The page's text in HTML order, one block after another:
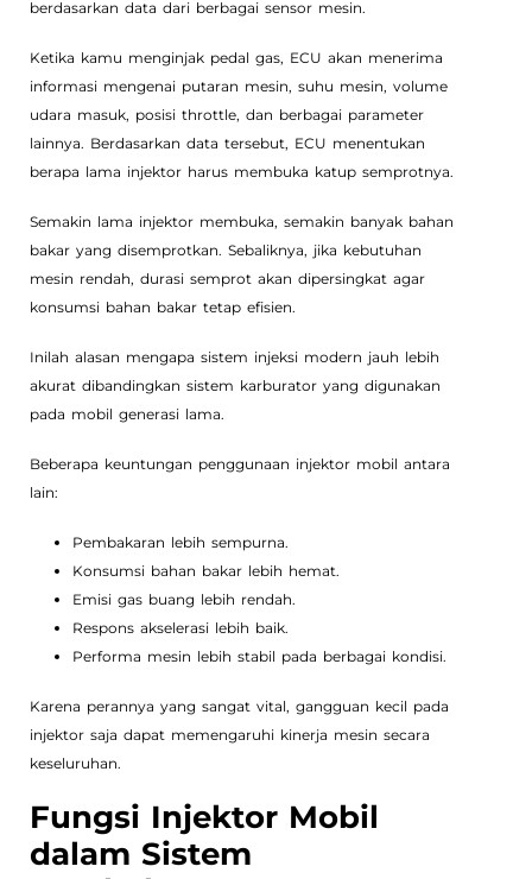
berdasarkan data dari berbagai sensor mesin.
Ketika kamu menginjak pedal gas, ECU akan menerima
informasi mengenai putaran mesin, suhu mesin, volume
udara masuk, posisi throttle, dan berbagai parameter
lainnya. Berdasarkan data tersebut, ECU menentukan
berapa lama injektor harus membuka katup semprotnya.
Semakin lama injektor membuka, semakin banyak bahan
bakar yang disemprotkan. Sebaliknya, jika kebutuhan
mesin rendah, durasi semprot akan dipersingkat agar
konsumsi bahan bakar tetap efisien.
Inilah alasan mengapa sistem injeksi modern jauh lebih
akurat dibandingkan sistem karburator yang digunakan
pada mobil generasi lama.
Beberapa keuntungan penggunaan injektor mobil antara
lain:
Pembakaran lebih sempurna.
Konsumsi bahan bakar lebih hemat.
Emisi gas buang lebih rendah.
Respons akselerasi lebih baik.
Performa mesin lebih stabil pada berbagai kondisi.
Karena perannya yang sangat vital, gangguan kecil pada
injektor saja dapat memengaruhi kinerja mesin secara
keseluruhan.
Fungsi Injektor Mobil
dalam Sistem